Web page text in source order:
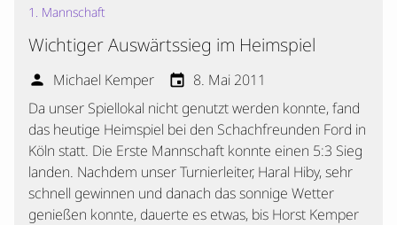
Home
Beiträge
Mannschaften
Ranglisten
Termine
Verschiedenes
Kontakt
1. Mannschaft
Wichtiger Auswärtssieg im Heimspiel
person Michael Kemper event 8. Mai 2011
Da unser Spiellokal nicht genutzt werden konnte, fand
das heutige Heimspiel bei den Schachfreunden Ford in
Köln statt. Die Erste Mannschaft konnte einen 5:3 Sieg
landen. Nachdem unser Turnierleiter, Haral Hiby, sehr
schnell gewinnen und danach das sonnige Wetter
genießen konnte, dauerte es etwas, bis Horst Kemper